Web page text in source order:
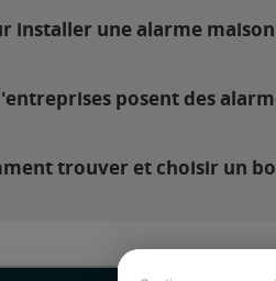
installer une alarme
posent des
trouver et choisir un